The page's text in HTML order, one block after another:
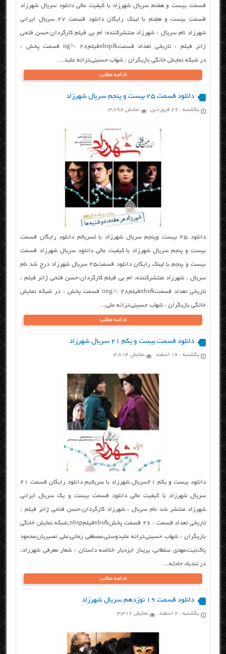
قسمت بیست و هفتم سریال شهرزاد با کیفیت عالی دانلود سریال شهرزاد
قسمت بیست و هفتم با لینک رایگان دانلود قسمت ۲۷ سریال ایرانی
شهرزاد نام سریال : شهرزاد منتشرکننده: ام بی فیلم کارگردان:حسن فتحی
ژانر فیلم : تاریخی تعداد قسمت&nbspفیلمng>: 28 قسمت پخش :
در شبکه نمایش خانگی بازیگران : شهاب حسینی،ترانه علید...
ادامه مطلب
دانلود قسمت ۲۵ بیست و پنجم سریال شهرزاد
یکشنبه ، ۲۹ فروردین نمایش 3,798
دانلود ۲۵ بیست وپنجم سریال شهرزاد با لسریالم دانلود رایگان قسمت
بیست و پنجم سریال شهرزاد با کیفیت عالی دانلود سریال شهرزاد قسمت
بیست و پنجم با لینک رایگان دانلود قسمت۲۵ سریال شهرزاد درج شد نام
سریال : شهرزاد منتشرکننده: ام بی فیلم کارگردان:حسن فتحی ژانر فیلم :
تاریخی تعداد قسمت&nbsفیلمong>: 28 قسمت پخش : در شبکه نمایش
خانگی بازیگران : شهاب حسینی،ترانه علی...
ادامه مطلب
دانلود قسمت بیست و یکم ۲۱ سریال شهرزاد
یکشنبه ، ۱۶ اسفند نمایش 3,814
دانلود بیست و یکم ۲۱سریال شهرزاد با سریالیم دانلود رایگان قسمت ۲۱
سریال شهرزاد با کیفیت عالی دانلود قسمت بیست و یک سریال ایرانی
شهرزاد منتشر شد نام سریال : شهرزاد کارگردان:حسن فتحی ژانر فیلم :
تاریخی تعداد قسمت : 26 قسمت پخش&nbsفیلمnbsp;شبکه نمایش خانگی
بازیگران : شهاب حسینی،ترانه علیدوستی،مصطفی زمانی،علی نصیریان،محمود
پاک‌نیت،مهدی سلطانی، پریناز ایزدیار خلاصه داستان : شعار معرفی شهرزاد:
در تندباد حادثه...
ادامه مطلب
دانلود قسمت ۱۹ نوزدهم سریال شهرزاد
یکشنبه ، ۲ اسفند نمایش 3,317